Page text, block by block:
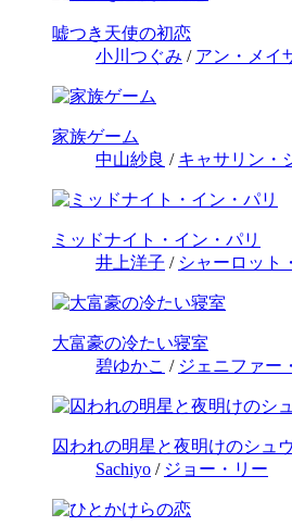
嘘つき天使の初恋
小川つぐみ / アン・メイ
家族ゲーム
中山紗良 / キャサリン・
ミッドナイト・イン・パリ
井上洋子 / シャーロット
大富豪の冷たい寝室
碧ゆかこ / ジェニファー
囚われの明星と夜明けのシュ
Sachiyo / ジョー・リー